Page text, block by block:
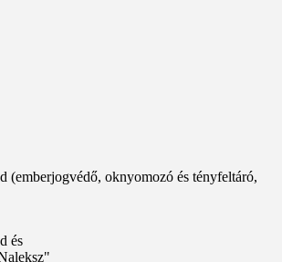
(emberjogvédő, oknyomozó és tényfeltáró,
és